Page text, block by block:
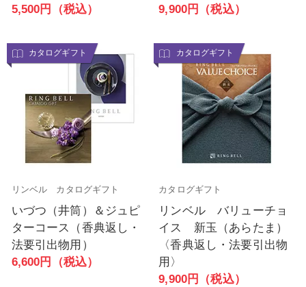
5,500円（税込）
9,900円（税込）
カタログギフト
リンベル カタログギフト
いづつ（井筒）＆ジュピ
ターコース（香典返し・
法要引出物用）
6,600円（税込）
カタログギフト
カタログギフト
リンベル バリューチョ
イス 新玉（あらたま）
〈香典返し・法要引出物
用〉
9,900円（税込）